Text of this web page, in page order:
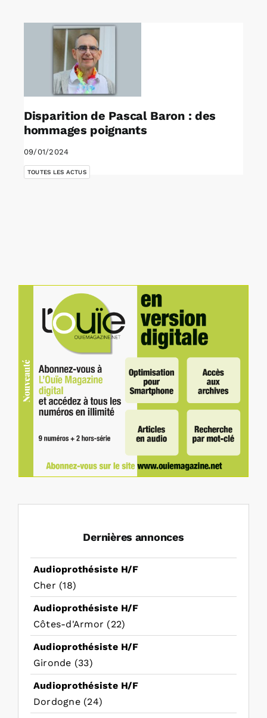
Rechercher:
Annonces emploi
Disparition de Pascal Baron : des
hommages poignants
09/01/2024
TOUTES LES ACTUS
Dernières annonces
Audioprothésiste H/F
Cher (18)
Audioprothésiste H/F
Côtes-d'Armor (22)
Audioprothésiste H/F
Gironde (33)
Audioprothésiste H/F
Dordogne (24)